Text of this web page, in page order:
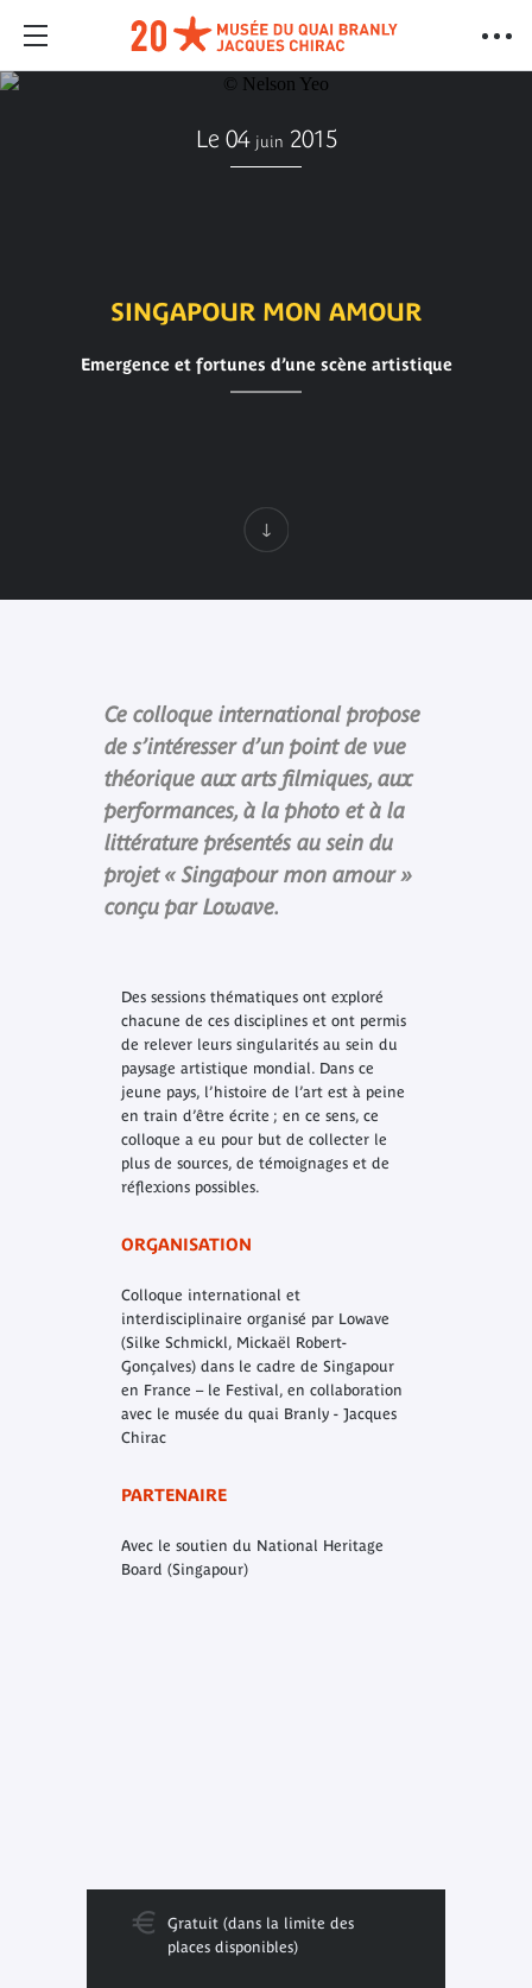
Le 04 juin 2015
SINGAPOUR MON AMOUR
Emergence et fortunes d’une scène artistique
Ce colloque international propose
de s’intéresser d’un point de vue
théorique aux arts filmiques, aux
performances, à la photo et à la
littérature présentés au sein du
projet « Singapour mon amour »
conçu par Lowave.
Des sessions thématiques ont exploré
chacune de ces disciplines et ont permis
de relever leurs singularités au sein du
paysage artistique mondial. Dans ce
jeune pays, l’histoire de l’art est à peine
en train d’être écrite ; en ce sens, ce
colloque a eu pour but de collecter le
plus de sources, de témoignages et de
réflexions possibles.
ORGANISATION
Colloque international et
interdisciplinaire organisé par Lowave
(Silke Schmickl, Mickaël Robert-
Gonçalves) dans le cadre de Singapour
en France – le Festival, en collaboration
avec le musée du quai Branly - Jacques
Chirac
PARTENAIRE
Avec le soutien du National Heritage
Board (Singapour)
Gratuit (dans la limite des
places disponibles)